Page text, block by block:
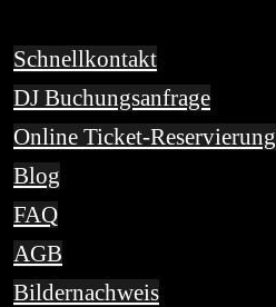
Schnellkontakt
DJ Buchungsanfrage
Online Ticket-Reservierung
Blog
FAQ
AGB
Bildernachweis